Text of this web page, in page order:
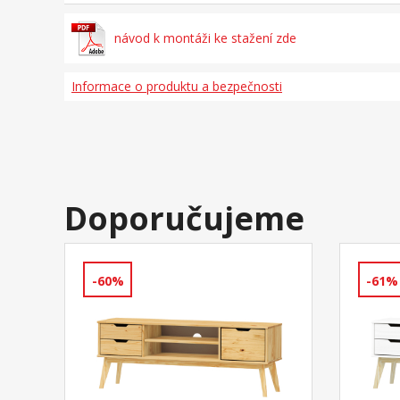
návod k montáži ke stažení zde
Informace o produktu a bezpečnosti
Doporučujeme
-60% -61%